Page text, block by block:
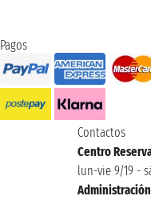
Pagos
Contactos
Centro
lun-vie 9/19 -